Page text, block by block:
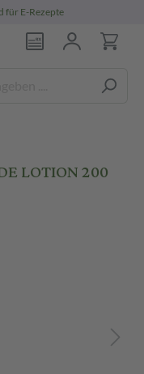
für E-Rezepte
LOTION 200